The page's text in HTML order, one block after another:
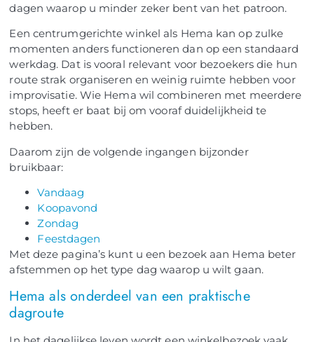
dagen waarop u minder zeker bent van het patroon.
Een centrumgerichte winkel als Hema kan op zulke
momenten anders functioneren dan op een standaard
werkdag. Dat is vooral relevant voor bezoekers die hun
route strak organiseren en weinig ruimte hebben voor
improvisatie. Wie Hema wil combineren met meerdere
stops, heeft er baat bij om vooraf duidelijkheid te
hebben.
Daarom zijn de volgende ingangen bijzonder
bruikbaar:
Vandaag
Koopavond
Zondag
Feestdagen
Met deze pagina’s kunt u een bezoek aan Hema beter
afstemmen op het type dag waarop u wilt gaan.
Hema als onderdeel van een praktische
dagroute